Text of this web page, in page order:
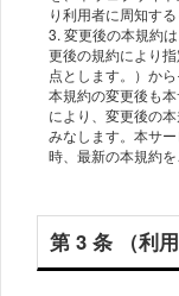
り利⽤者に周知する
3. 変更後の本規約
更後の規約により
点とします。）か
本規約の変更後も
により、変更後の
みなします。本サ
時、最新の本規約を
第 3 条 （利⽤